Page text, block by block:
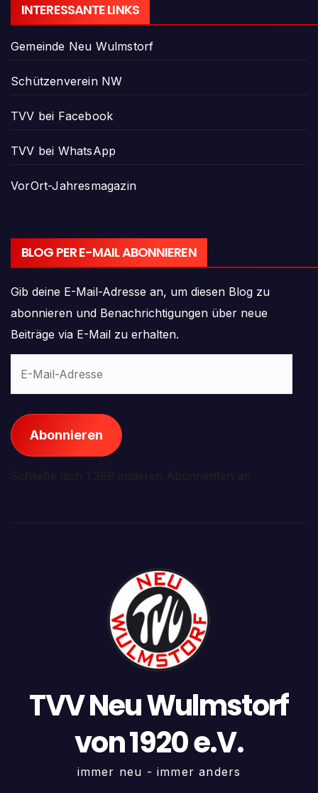
INTERESSANTE LINKS
Gemeinde Neu Wulmstorf
Schützenverein NW
TVV bei Facebook
TVV bei WhatsApp
VorOrt-Jahresmagazin
BLOG PER E-MAIL ABONNIEREN
Gib deine E-Mail-Adresse an, um diesen Blog zu
abonnieren und Benachrichtigungen über neue
Beiträge via E-Mail zu erhalten.
Abonnieren
TVV Neu Wulmstorf
von 1920 e.V.
immer neu - immer anders